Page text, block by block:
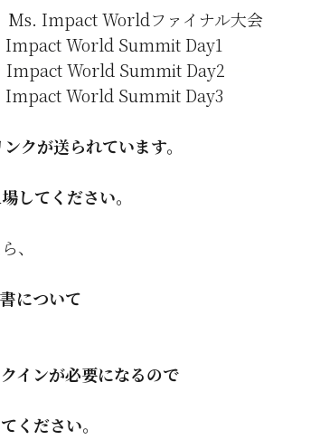
Ms. Impact Worldファイナル大会
Impact World Summit Day1
Impact World Summit Day2
Impact World Summit Day3
クが送られています。
してください。
、
について
インが必要になるので
ください。